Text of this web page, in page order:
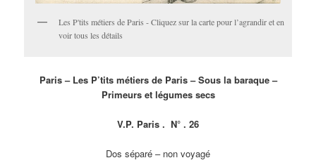
Les P'tits métiers de Paris - Cliquez sur la carte pour l’agrandir et en
voir tous les détails
Paris – Les P’tits métiers de Paris – Sous la baraque –
Primeurs et légumes secs
V.P. Paris . N° . 26
Dos séparé – non voyagé